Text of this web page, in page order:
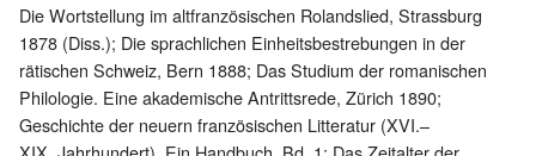
Die Wortstellung im altfranzösischen Rolandslied, Strassburg
1878 (Diss.); Die sprachlichen Einheitsbestrebungen in der
rätischen Schweiz, Bern 1888; Das Studium der romanischen
Philologie. Eine akademische Antrittsrede, Zürich 1890;
Geschichte der neuern französischen Litteratur (XVI.–